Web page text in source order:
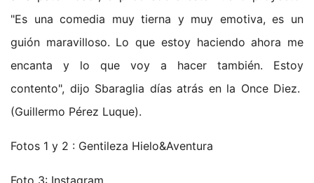
"Es una comedia muy tierna y muy emotiva, es un
guión maravilloso. Lo que estoy haciendo ahora me
encanta y lo que voy a hacer también. Estoy
contento", dijo Sbaraglia días atrás en la Once Diez.
(Guillermo Pérez Luque).
Fotos 1 y 2 : Gentileza Hielo&Aventura